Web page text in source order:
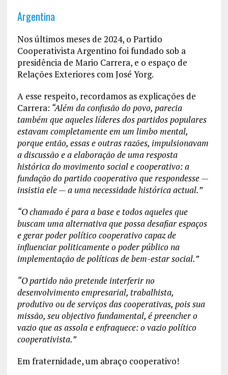
Argentina
Nos últimos meses de 2024, o Partido
Cooperativista Argentino foi fundado sob a
presidência de Mario Carrera, e o espaço de
Relações Exteriores com José Yorg.
A esse respeito, recordamos as explicações de
Carrera: “Além da confusão do povo, parecia
também que aqueles líderes dos partidos populares
estavam completamente em um limbo mental,
porque então, essas e outras razões, impulsionavam
a discussão e a elaboração de uma resposta
histórica do movimento social e cooperativo: a
fundação do partido cooperativo que respondesse —
insistia ele — a uma necessidade histórica actual.”
“O chamado é para a base e todos aqueles que
buscam uma alternativa que possa desafiar espaços
e gerar poder político cooperativo capaz de
influenciar politicamente o poder público na
implementação de políticas de bem-estar social.”
“O partido não pretende interferir no
desenvolvimento empresarial, trabalhista,
produtivo ou de serviços das cooperativas, pois sua
missão, seu objectivo fundamental, é preencher o
vazio que as assola e enfraquece: o vazio político
cooperativista.”
Em fraternidade, um abraço cooperativo!